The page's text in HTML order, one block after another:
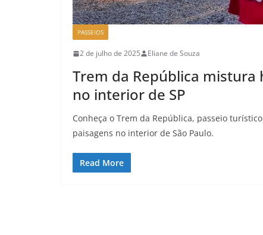
PASSEIOS
2 de julho de 2025 Eliane de Souza
Trem da República
no interior de SP
Conheça o Trem da República, passeio
paisagens no interior de São Paulo.
Read More